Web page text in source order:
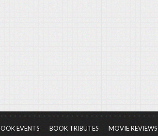
EVENTS BOOK TRIBUTES MOVIE REVIEWS